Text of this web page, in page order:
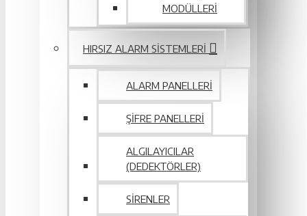
MODÜLLERI
HIRSIZ ALARM SISTEMLERI
ALARM PANELLERI
ŞIFRE PANELLERI
ALGILAYICILAR
(DEDEKTÖRLER)
SIRENLER